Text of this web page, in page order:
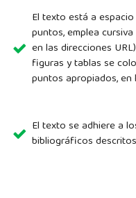
El texto está a
puntos, emplea
en las direcciones
figuras y tablas se
puntos apropiados,
El texto se adhiere a
bibliográficos